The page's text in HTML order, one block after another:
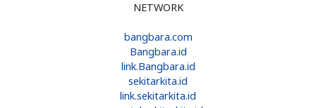
NETWORK
bangbara.com
Bangbara.id
link.Bangbara.id
sekitarkita.id
link.sekitarkita.id